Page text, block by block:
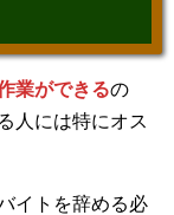
業ができるの
人には特にオス
イトを辞める必